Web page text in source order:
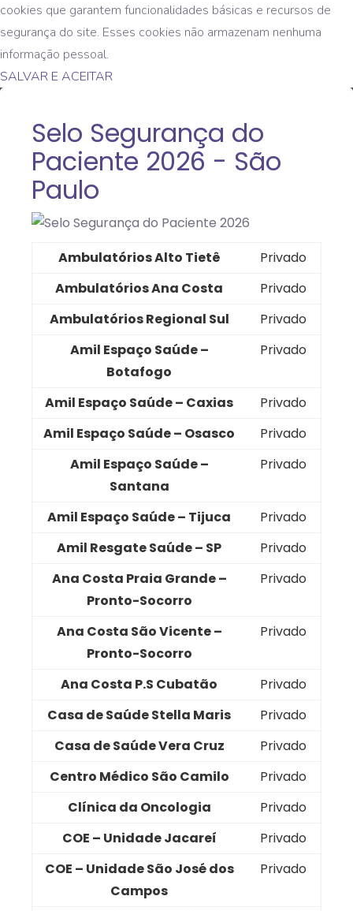
cookies que garantem funcionalidades básicas e recursos de
segurança do site. Esses cookies não armazenam nenhuma
informação pessoal.
SALVAR E ACEITAR
Selo Segurança do
Paciente 2026 - São
Paulo
Ambulatórios Alto Tietê
Privado
Ambulatórios Ana Costa
Privado
Ambulatórios Regional Sul
Privado
Amil Espaço Saúde –
Botafogo
Privado
Amil Espaço Saúde – Caxias
Privado
Amil Espaço Saúde – Osasco
Privado
Amil Espaço Saúde –
Santana
Privado
Amil Espaço Saúde – Tijuca
Privado
Amil Resgate Saúde – SP
Privado
Ana Costa Praia Grande –
Pronto-Socorro
Privado
Ana Costa São Vicente –
Pronto-Socorro
Privado
Ana Costa P.S Cubatão
Privado
Casa de Saúde Stella Maris
Privado
Casa de Saúde Vera Cruz
Privado
Centro Médico São Camilo
Privado
Clínica da Oncologia
Privado
COE – Unidade Jacareí
Privado
COE – Unidade São José dos
Campos
Privado